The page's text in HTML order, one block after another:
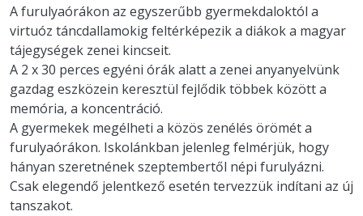
A furulyaórákon az egyszerűbb gyermekdaloktól a
virtuóz táncdallamokig feltérképezik a diákok a magyar
tájegységek zenei kincseit.
A 2 x 30 perces egyéni órák alatt a zenei anyanyelvünk
gazdag eszközein keresztül fejlődik többek között a
memória, a koncentráció.
A gyermekek megélheti a közös zenélés örömét a
furulyaórákon. Iskolánkban jelenleg felmérjük, hogy
hányan szeretnének szeptembertől népi furulyázni.
Csak elegendő jelentkező esetén tervezzük indítani az új
tanszakot.